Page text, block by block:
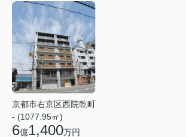
京都市右京区西院乾町
- (1077.95㎡)
6億1,400万円